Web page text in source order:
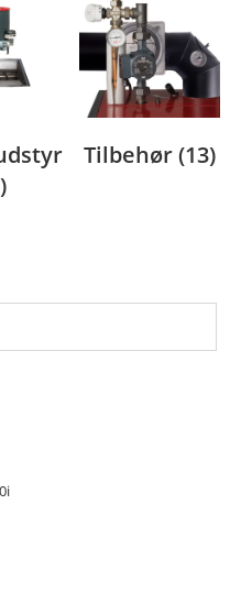
Tilbehør(13)